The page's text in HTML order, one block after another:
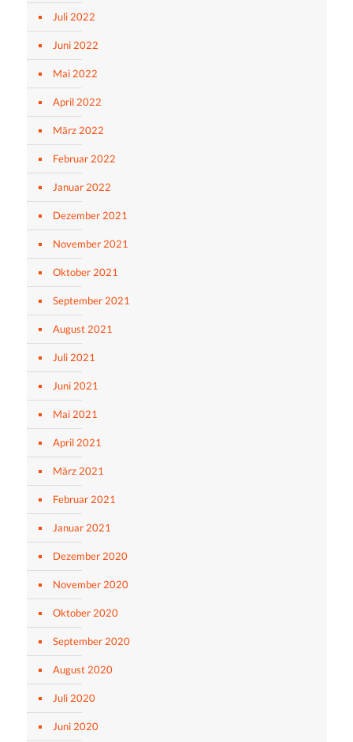
Juli 2022
Juni 2022
Mai 2022
April 2022
März 2022
Februar 2022
Januar 2022
Dezember 2021
November 2021
Oktober 2021
September 2021
August 2021
Juli 2021
Juni 2021
Mai 2021
April 2021
März 2021
Februar 2021
Januar 2021
Dezember 2020
November 2020
Oktober 2020
September 2020
August 2020
Juli 2020
Juni 2020